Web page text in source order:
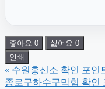
좋아요 0 싫어요 0
인쇄
« 수원흥신소 확인 포인
종로구하수구막힘 확인